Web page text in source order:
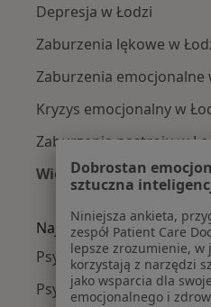
Depresja w Łodzi
Zaburzenia lękowe w
Zaburzenia emocjonalne
Kryzys emocjonalny w
Zaburzenia nastroju w
Więcej (15)
Więcej w
Najpopularniejsze
Psycholodzy z Allianz w
Psycholodzy z NFZ w
Dobrostan
sztuczna
Niniejsza ankieta,
zespół Patient Care
lepsze zrozumienie, w
korzystają z narzędzi
jako wsparcia dla
emocjonalnego i